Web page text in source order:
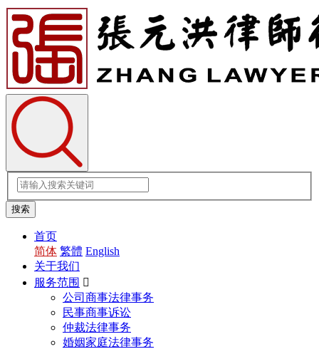
首页
简体 繁體 English
关于我们
服务范围 
公司商事法律事务
民事商事诉讼
仲裁法律事务
婚姻家庭法律事务